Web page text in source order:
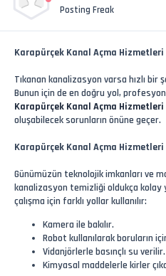
Posting Freak
Karapürçek Kanal Açma
Tıkanan kanalizasyon varsa hızlı
Bunun için de en doğru yol,
Karapürçek Kanal Açma Hizmetleri
oluşabilecek sorunların önüne geçer.
Karapürçek Kanal Açma Hizmetleri
Günümüzün teknolojik imkanları ve
kanalizasyon temizliği oldukça
çalışma için farklı yollar kullanılır:
Kamera ile bakılır.
Robot kullanılarak boruların
Vidanjörlerle basınçlı su verilir.
Kimyasal maddelerle kirler